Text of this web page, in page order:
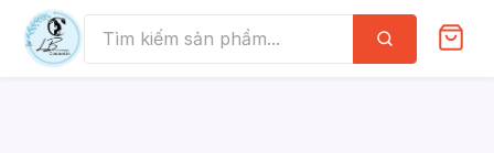
Skip
content
Tìm
kiếm